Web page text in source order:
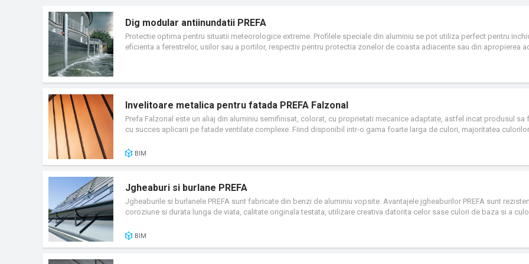
Dig modular antiinundatii PREFA
Protectie optima pentru situatii meteorologice extreme. Profilele speciale din aluminiu se pot utiliza perfect pentru
eficienta a ferestrelor, usilor sau a portilor, respectiv pentru protectia zonelor de coasta adiacente sau din apropierea
Invelitoare metalica pentru fatada PREFA Falzonal
Prefa Falzonal este un aliaj din aluminiu semifinisat, colorat, cu proprietati mecanice adaptate, astfel incat produsul sa
cu succes aplicarii pe fatade ventilate complexe. Fiind disponibil intr-o gama foarte larga de culori, majoritatea
BIM
Jgheaburi si burlane PREFA
Jgheaburile si burlanele PREFA sunt fabricate din benzi de aluminiu vopsite. Avantajele jgheaburilor PREFA sunt
coroziune si durata lunga de viata, calitate originala testata, utilizare creativa datorita celor sase culori de baza si a
1725. Jgheaburile si burlanele sunt vopsite prin procedura Coil - Coating, si corespund prescriptiilor severe
Coating Association) din Bruxelles. Produsul PREFA rezista la temperatura de la -30°C pana la +80°C astfel indeplinesc
BIM